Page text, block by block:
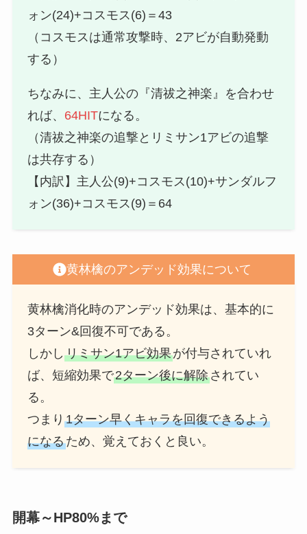
ォン(24)+コスモス(6)＝43
（コスモスは通常攻撃時、2アビが自動発動
する）
ちなみに、主人公の『清祓之神楽』を合わせ
れば、 64HITになる。
（清祓之神楽の追撃とリミサン1アビの追撃
は共存する）
【内訳】主人公(9)+コスモス(10)+サンダルフ
ォン(36)+コスモス(9)＝64
黄林檎のアンデッド効果について
黄林檎消化時のアンデッド効果は、基本的に
3ターン&回復不可である。
しかしリミサン1アビ効果が付与されていれ
ば、短縮効果で2ターン後に解除されてい
る。
つまり1ターン早くキャラを回復できるよう
になるため、覚えておくと良い。
開幕～HP80%まで